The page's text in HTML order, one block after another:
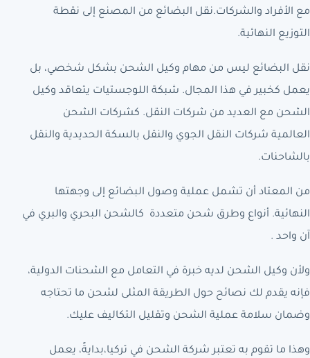
مع الأفراد والشركات.نقل البضائع من المصنع إلى نقطة
التوزيع النهائية.
نقل البضائع ليس من مهام وكيل الشحن بشكل شخصي، بل
يعمل كخبير في هذا المجال. شبكة اللوجستيات يتعاقد وكيل
الشحن مع العديد من شركات النقل. كشركات الشحن
العالمية شركات النقل الجوي والنقل بالسكة الحديدية والنقل
بالشاحنات.
من المعتاد أن تشمل عملية وصول البضائع إلى وجهتها
النهائية. أنواع وطرق شحن متعددة كالشحن البحري والبري في
آن واحد .
ولأن وكيل الشحن لديه خبرة في التعامل مع الشحنات الدولية،
فإنه يقدم لك نصائح حول الطريقة المثلى لشحن ما تحتاجه
وضمان سلامة عملية الشحن وتقليل التكاليف عليك.
وهذا ما تقوم به تعتبر شركة الشحن في تركيا،بدايةً، يعمل